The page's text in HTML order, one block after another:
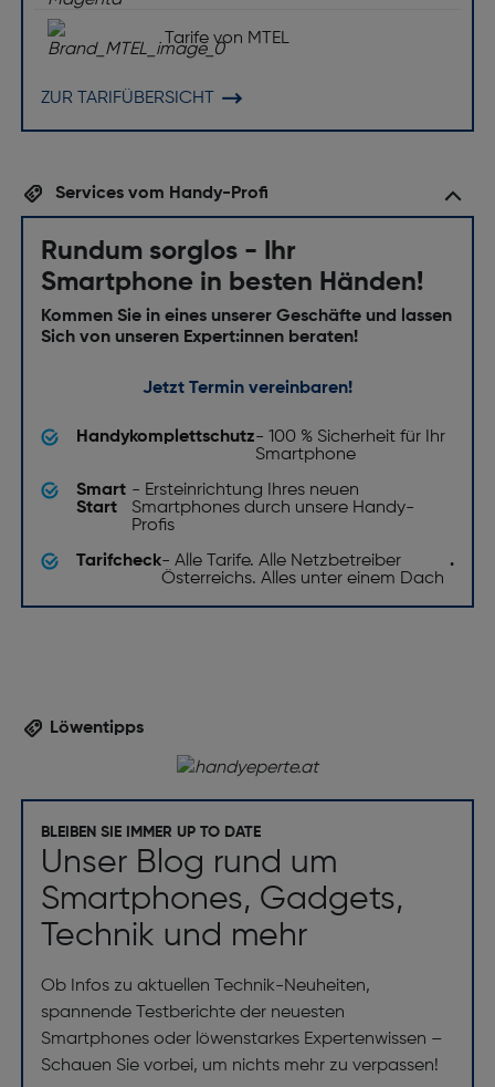
Tarife von MTEL
ZUR TARIFÜBERSICHT
Services vom Handy-Profi
Rundum sorglos - Ihr
Smartphone in besten Händen!
Kommen Sie in eines unserer Geschäfte und lassen
Sich von unseren Expert:innen beraten!
Jetzt Termin vereinbaren!
Handykomplettschutz- 100 % Sicherheit für Ihr
Smartphone
Smart
Start
- Ersteinrichtung Ihres neuen
Smartphones durch unsere Handy-
Profis
Tarifcheck- Alle Tarife. Alle Netzbetreiber
Österreichs. Alles unter einem Dach
.
Löwentipps
BLEIBEN SIE IMMER UP TO DATE
Unser Blog rund um
Smartphones, Gadgets,
Technik und mehr
Ob Infos zu aktuellen Technik-Neuheiten,
spannende Testberichte der neuesten
Smartphones oder löwenstarkes Expertenwissen –
Schauen Sie vorbei, um nichts mehr zu verpassen!